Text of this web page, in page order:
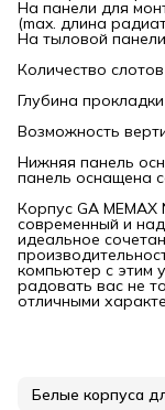
На панели для
(max. длина
На тыловой
Количество
Глубина
Возможность
Нижняя панель
панель оснащена
Корпус GA
современный и
идеальное
компьютер с этим
радовать вас не
отличными
Белые корпуса